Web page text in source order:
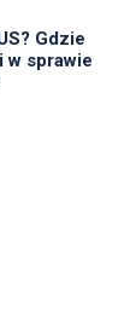
Gdzie
sprawie